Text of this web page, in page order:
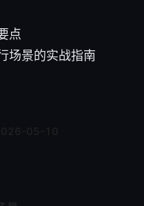
点
场景的实战指南